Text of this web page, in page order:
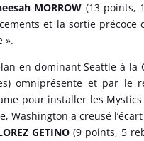
MORROW (13 points,
et la sortie précoce
».
en dominant Seattle à
omniprésente et par le
pour installer les
Washington a creusé
GETINO(9 points, 5